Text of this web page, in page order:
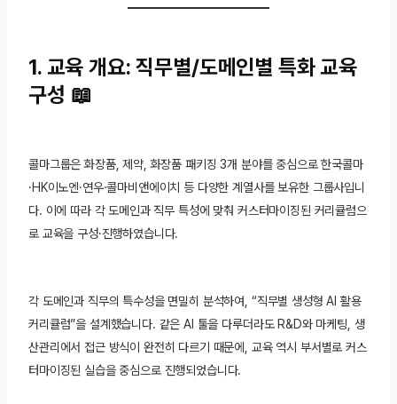
1. 교육 개요: 직무별/도메인별 특화 교육
구성 📖
콜마그룹은 화장품, 제약, 화장품 패키징 3개 분야를 중심으로 한국콜마
·HK이노엔·연우·콜마비앤에이치 등 다양한 계열사를 보유한 그룹사입니
다. 이에 따라 각 도메인과 직무 특성에 맞춰 커스터마이징된 커리큘럼으
로 교육을 구성·진행하였습니다.
각 도메인과 직무의 특수성을 면밀히 분석하여, “직무별 생성형 AI 활용
커리큘럼”을 설계했습니다. 같은 AI 툴을 다루더라도 R&D와 마케팅, 생
산관리에서 접근 방식이 완전히 다르기 때문에, 교육 역시 부서별로 커스
터마이징된 실습을 중심으로 진행되었습니다.